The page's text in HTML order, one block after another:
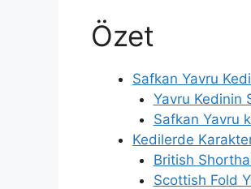
Özet
Safkan Yavru
Yavru Kedinin
Safkan Yavru
Kedilerde
British
Scottish Fold